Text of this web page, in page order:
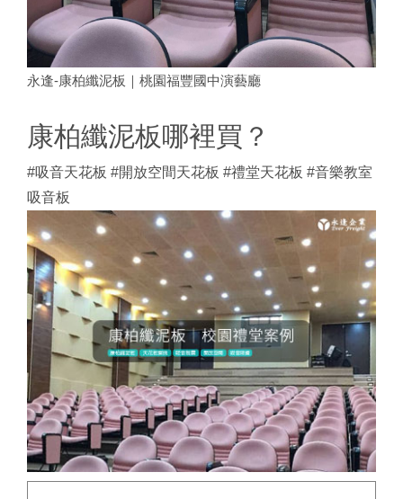
永逢-康柏纖泥板｜桃園福豐國中演藝廳
康柏纖泥板哪裡買？
#吸音天花板 #開放空間天花板 #禮堂天花板 #音樂教室
吸音板